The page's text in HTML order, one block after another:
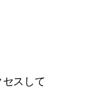
スして